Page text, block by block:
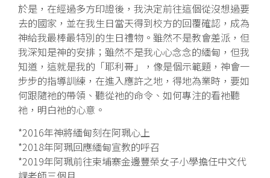
於是，在經過多方印證後，我決定前往這個從沒想過要
去的國家，並在我生日當天得到校方的回覆確認，成為
神給我最棒最特別的生日禮物。雖然不是教會差派，但
我深知是神的安排；雖然不是我心心念念的緬甸，但我
知道，這就是我的「耶利哥」，像是個示範題，神會一
步步的指導訓練，在進入應許之地，得地為業時，要如
何跟隨祂的帶領、聽從祂的命令、如何專注的看祂聽
祂，明白祂的心意。
*2016年神將緬甸刻在阿珮心上
*2018年阿珮回應緬甸宣教的呼召
*2019年阿珮前往柬埔寨金邊豐榮女子小學擔任中文代